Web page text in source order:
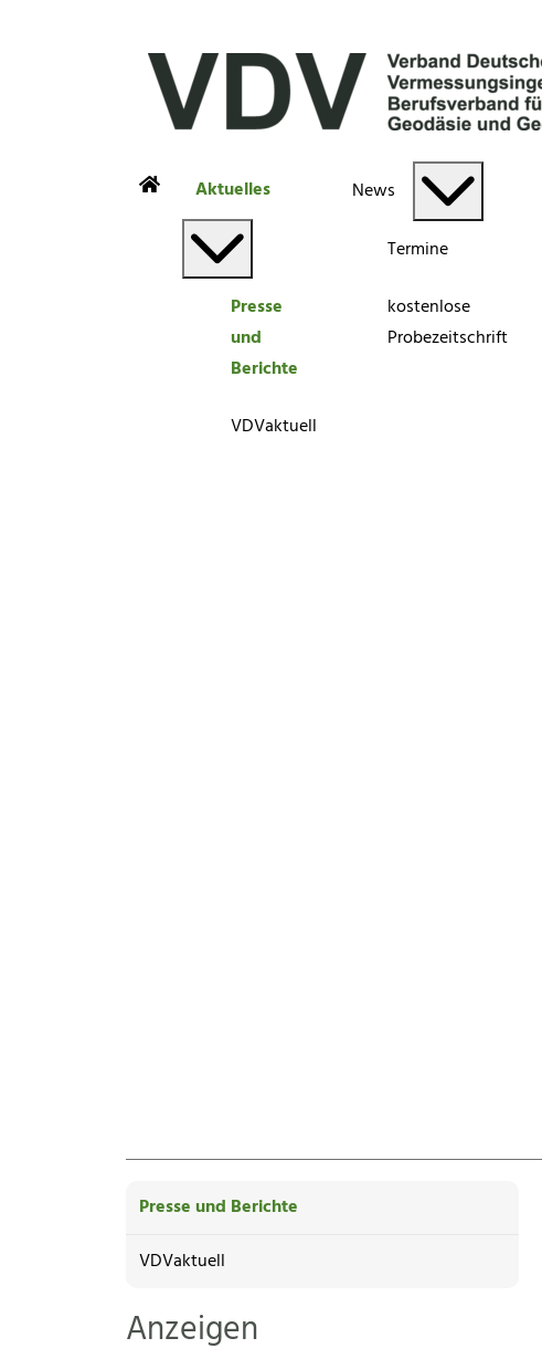
Aktuelles
Presse
und
Berichte
VDVaktuell
News
Termine
kostenlose
Probezeitschrift
Presse und Berichte
VDVaktuell
Anzeigen